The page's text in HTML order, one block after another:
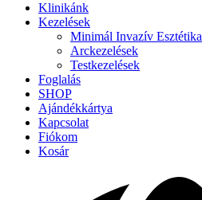
Klinikánk
Kezelések
Minimál Invazív Esztétika
Arckezelések
Testkezelések
Foglalás
SHOP
Ajándékkártya
Kapcsolat
Fiókom
Kosár